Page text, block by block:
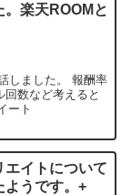
楽天ROOMと
しました。 報酬率
数など考えると
ート
エイトについて
ようです。+